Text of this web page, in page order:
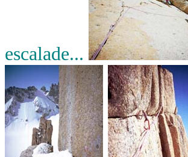
escalade...